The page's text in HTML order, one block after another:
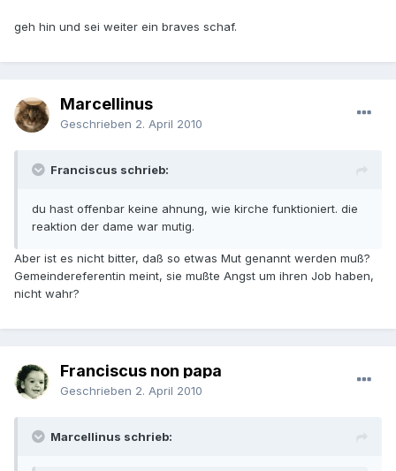
geh hin und sei weiter ein braves schaf.
Marcellinus
Geschrieben 2. April 2010
Franciscus schrieb:
du hast offenbar keine ahnung, wie kirche funktioniert. die
reaktion der dame war mutig.
Aber ist es nicht bitter, daß so etwas Mut genannt werden muß?
Gemeindereferentin meint, sie mußte Angst um ihren Job haben,
nicht wahr?
Franciscus non papa
Geschrieben 2. April 2010
Marcellinus schrieb: